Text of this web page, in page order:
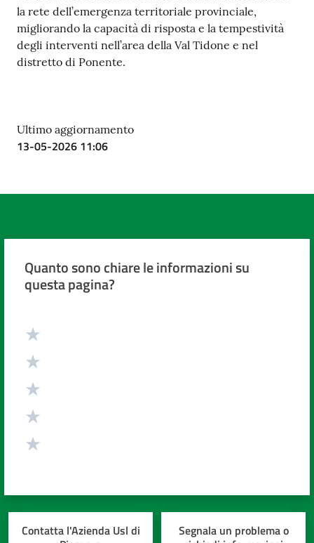
la rete dell’emergenza territoriale provinciale,
migliorando la capacità di risposta e la tempestività
degli interventi nell’area della Val Tidone e nel
distretto di Ponente.
Ultimo aggiornamento
13-05-2026 11:06
Quanto sono chiare le informazioni su
questa pagina?
Contatta l'Azienda Usl di
Segnala un problema o